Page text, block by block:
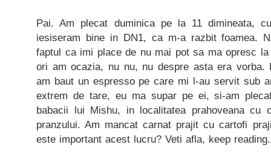
Pai. Am plecat duminica pe la 11 dimineata,
iesiseram bine in DN1, ca m-a razbit foamea.
faptul ca imi place de nu mai pot sa ma opresc
ori am ocazia, nu nu, nu despre asta era vorba.
am baut un espresso pe care mi l-au servit sub
extrem de tare, eu ma supar pe ei, si-am
babacii lui Mishu, in localitatea prahoveana cu
pranzului. Am mancat carnat prajit cu cartofi
este important acest lucru? Veti afla, keep reading.